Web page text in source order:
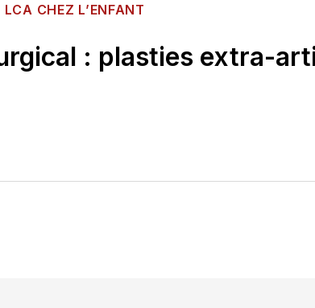
CHEZ L’ENFANT
: plasties extra-